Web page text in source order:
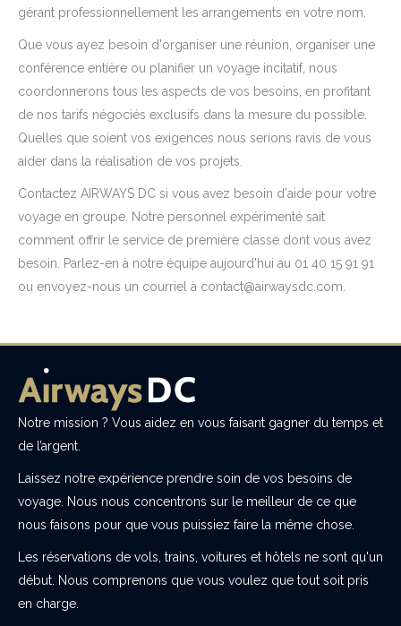
gérant professionnellement les arrangements en votre nom.
Que vous ayez besoin d'organiser une réunion, organiser une
conférence entière ou planifier un voyage incitatif, nous
coordonnerons tous les aspects de vos besoins, en profitant
de nos tarifs négociés exclusifs dans la mesure du possible.
Quelles que soient vos exigences nous serions ravis de vous
aider dans la réalisation de vos projets.
Contactez AIRWAYS DC si vous avez besoin d'aide pour votre
voyage en groupe. Notre personnel expérimenté sait
comment offrir le service de première classe dont vous avez
besoin. Parlez-en à notre équipe aujourd'hui au 01 40 15 91 91
ou envoyez-nous un courriel à contact@airwaysdc.com.
Notre mission ? Vous aidez en vous faisant gagner du temps et
de l’argent.
Laissez notre expérience prendre soin de vos besoins de
voyage. Nous nous concentrons sur le meilleur de ce que
nous faisons pour que vous puissiez faire la même chose.
Les réservations de vols, trains, voitures et hôtels ne sont qu'un
début. Nous comprenons que vous voulez que tout soit pris
en charge.